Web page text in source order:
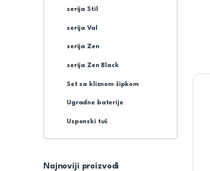
serija Stil
serija Val
serija Zen
serija Zen Black
Set sa kliznom šipkom
Ugradne baterije
Usponski tuš
Najnoviji proizvodi